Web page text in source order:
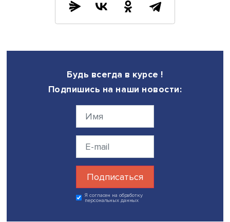
мощь и применяет воинственную риторику для
Сейчас он более внимательно подходит к подбору
своими номинациями бросает вызов истеблишменту и
демократам, он хочет поменять многих госслужащих и
намерен отменить многие указы Байдена.
Демократы также нацелены на поляризацию, склонны
сваливать вину за поражение на Байдена или Харрис,
политику партии.
В 2026 году демократы попытаются вернуть себе одну
палат конгресса, а если им это удастся, то они
саботировать внешнюю политику Трампа и в союзе с
республиканцами-антитрампистами объявить ему
Поэтому, вероятно, будут реализованы планы по